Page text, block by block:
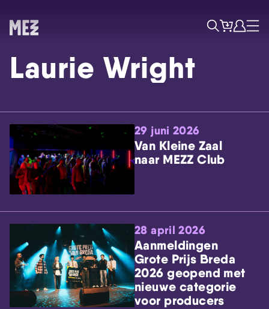
Skip navigatie
ZoekTicketsAccount
Menu
Laurie Wright
29 juni 2026
Van Kleine Zaal
naar MEZZ Club
28 april 2026
Aanmeldingen
Grote Prijs Breda
2026 geopend met
nieuwe categorie
voor producers